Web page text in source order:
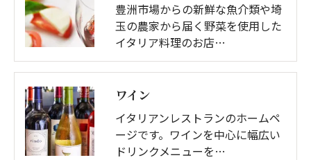
豊洲市場からの新鮮な魚介類や埼
玉の農家から届く野菜を使用した
イタリア料理のお店…
ワイン
イタリアンレストランのホームペ
ージです。ワインを中心に幅広い
ドリンクメニューを…